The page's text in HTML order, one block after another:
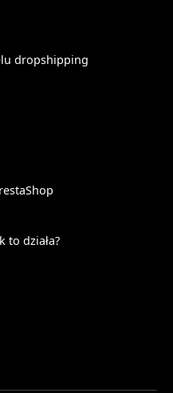
dropshipping
to działa?